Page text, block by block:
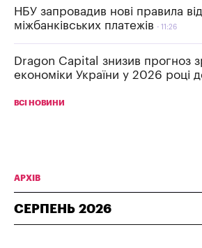
НБУ запровадив нові правила
міжбанківських платежів
11:26
Dragon Capital знизив прогноз
економіки України у 2026 році
ВСІ НОВИНИ
АРХІВ
СЕРПЕНЬ 2026